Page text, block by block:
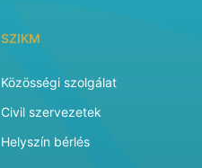
SZIKM
Közösségi szolgálat
Civil szervezetek
Helyszín bérlés